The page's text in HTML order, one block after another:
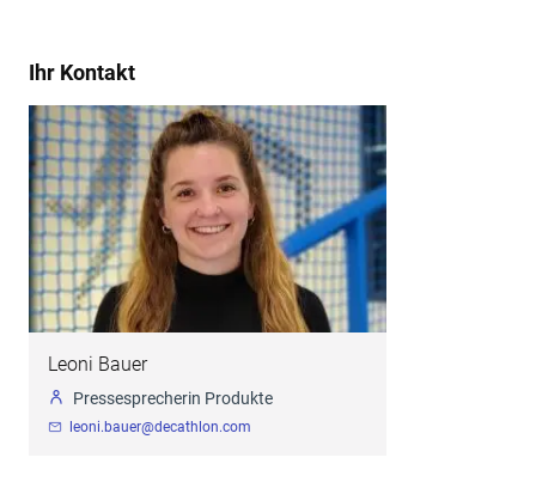
Ihr Kontakt
Leoni Bauer
Pressesprecherin Produkte
leoni.bauer@decathlon.com